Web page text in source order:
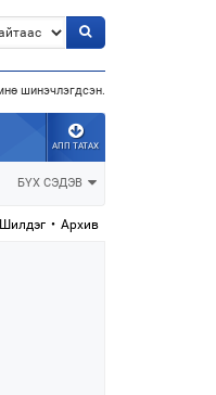
шинэчлэгдсэн.
АПП ТАТАХ
БҮХ СЭДЭВ
Шилдэг • Архив